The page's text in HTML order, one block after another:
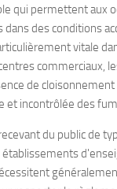
qui permettent aux
dans des conditions
vitale
commerciaux,
de
et incontrôlée des
du public de
établissements